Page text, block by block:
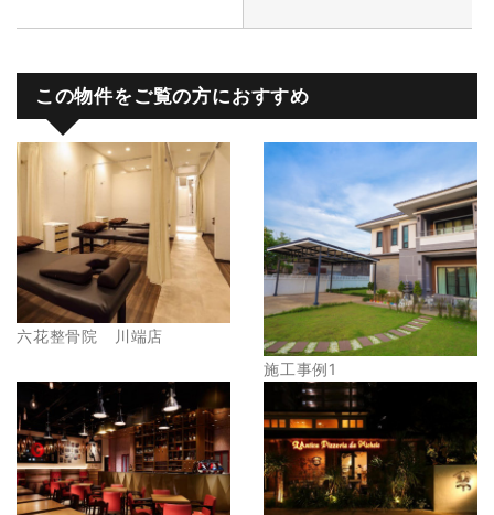
この物件をご覧の方におすすめ
六花整骨院 川端店
施工事例1